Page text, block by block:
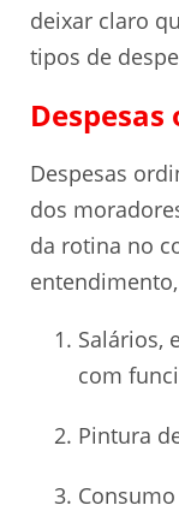
deixar claro
tipos de
Despesas
dos
da rotina no
Salários,
com
Pintura